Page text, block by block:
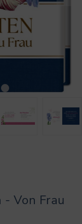
Von Frau